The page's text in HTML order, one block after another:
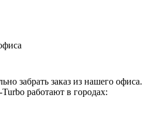
забрать заказ из нашего офиса.
работают в городах: